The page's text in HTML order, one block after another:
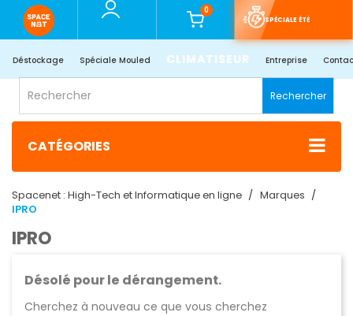
0
SPÉCIALE ÉTÉ
Déstockage Spéciale Mouled CLIMATISEUR Entreprise
Rechercher
CATÉGORIES
Spacenet : High-Tech et Informatique en ligne
Marques
IPRO
IPRO
Désolé pour le dérangement.
Cherchez à nouveau ce que vous cherchez